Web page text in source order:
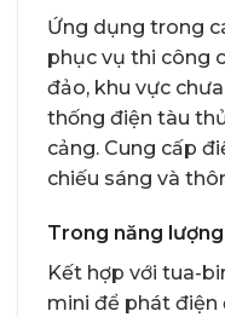
Ứng dụng trong
phục vụ thi công
đảo, khu vực
thống điện tàu
cảng. Cung cấp
chiếu sáng và
Trong năng
Kết hợp với tua-
mini để phát điện